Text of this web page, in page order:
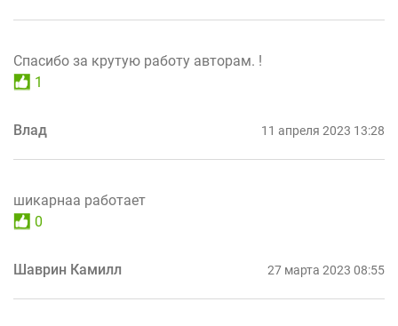
Спасибо за крутую работу авторам. !
1
Влад 11 апреля 2023 13:28
шикарнаа работает
0
Шаврин Камилл 27 марта 2023 08:55